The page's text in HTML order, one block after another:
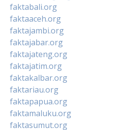
faktabali.org
faktaaceh.org
faktajambi.org
faktajabar.org
faktajateng.org
faktajatim.org
faktakalbar.org
faktariau.org
faktapapua.org
faktamaluku.org
faktasumut.org